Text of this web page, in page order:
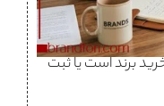
برند است یا ثبت